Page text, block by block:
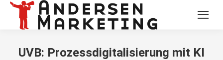
UVB: Prozessdigitalisierung mit KI